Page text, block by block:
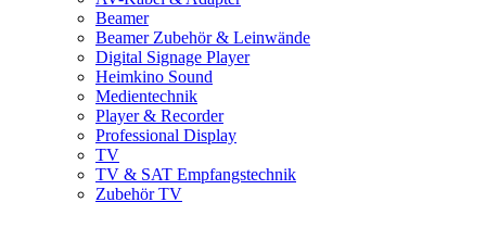
Beamer
Beamer Zubehör & Leinwände
Digital Signage Player
Heimkino Sound
Medientechnik
Player & Recorder
Professional Display
TV
TV & SAT Empfangstechnik
Zubehör TV